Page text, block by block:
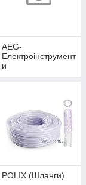
AEG-
Електроінструмент
и
POLIX (Шланги)